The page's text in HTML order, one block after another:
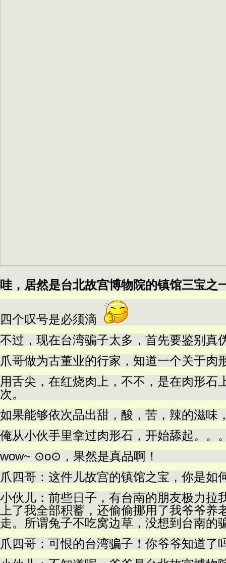
哇，居然是台北故宫博物院的镇馆三宝之
四个叹号是必须滴
不过，现在台湾骗子太多，首先要鉴别真
爪哥做为古董业的行家，知道一个关于肉
用舌尖，在红烧肉上，不不，是在肉形石
次。
如果能够依次品出甜，酸，苦，辣的滋味
俺从小伙手里拿过肉形石，开始舔起。。
wow~ ⊙o⊙，果然是真品啊！
爪四哥：这件儿故宫的镇馆之宝，你是如
小伙儿：前些日子，有台南的朋友极力拉
上了我全部积蓄，还偷偷挪用了我爷爷
走。所谓兔子不吃窝边草，没想到台南的
爪四哥：可恨的台湾骗子！你爷爷知道了